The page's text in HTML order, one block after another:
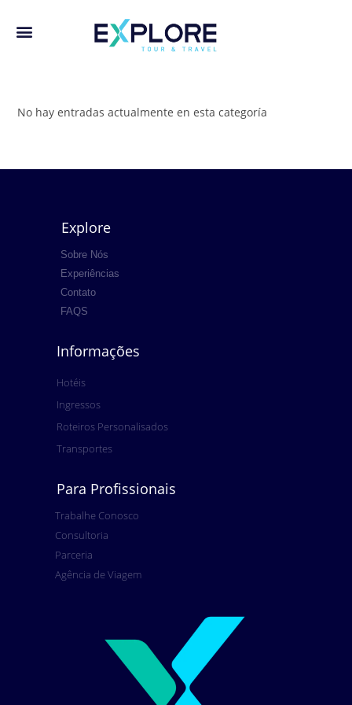
No hay entradas actualmente en esta categoría
Explore
Sobre Nós
Experiências
Contato
FAQS
Informações
Hotéis
Ingressos
Roteiros Personalisados
Transportes
Para Profissionais
Trabalhe Conosco
Consultoria
Parceria
Agência de Viagem